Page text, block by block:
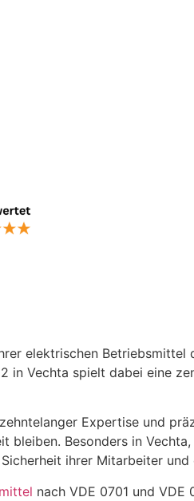
elektrischen
in Vechta spielt dabei eine
Expertise und
bleiben. Besonders in
ihrer Mitarbeiter
nach VDE 0701 und